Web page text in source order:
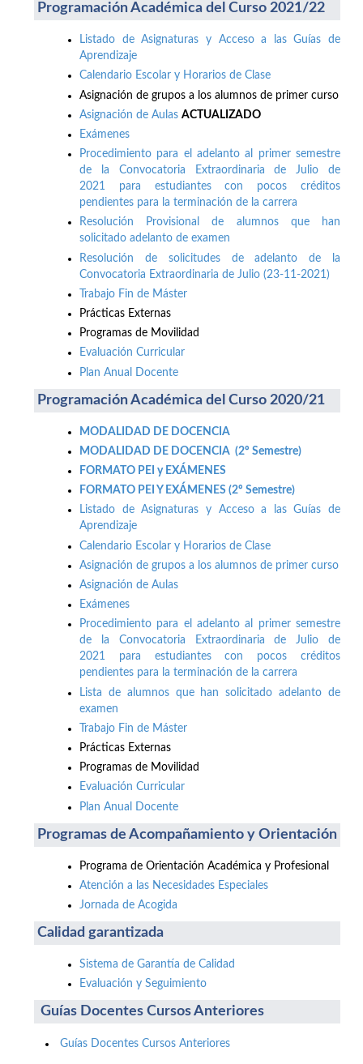
Programación Académica del Curso 2021/22
Listado de Asignaturas y Acceso a las Guías de
Aprendizaje
Calendario Escolar y Horarios de Clase
Asignación de grupos a los alumnos de primer curso
Asignación de Aulas ACTUALIZADO
Exámenes
Procedimiento para el adelanto al primer semestre
de la Convocatoria Extraordinaria de Julio de
2021 para estudiantes con pocos créditos
pendientes para la terminación de la carrera
Resolución Provisional de alumnos que han
solicitado adelanto de examen
Resolución de solicitudes de adelanto de la
Convocatoria Extraordinaria de Julio (23-11-2021)
Trabajo Fin de Máster
Prácticas Externas
Programas de Movilidad
Evaluación Curricular
Plan Anual Docente
Programación Académica del Curso 2020/21
MODALIDAD DE DOCENCIA
MODALIDAD DE DOCENCIA (2º Semestre)
FORMATO PEI y EXÁMENES
FORMATO PEI Y EXÁMENES (2º Semestre)
Listado de Asignaturas y Acceso a las Guías de
Aprendizaje
Calendario Escolar y Horarios de Clase
Asignación de grupos a los alumnos de primer curso
Asignación de Aulas
Exámenes
Procedimiento para el adelanto al primer semestre
de la Convocatoria Extraordinaria de Julio de
2021 para estudiantes con pocos créditos
pendientes para la terminación de la carrera
Lista de alumnos que han solicitado adelanto de
examen
Trabajo Fin de Máster
Prácticas Externas
Programas de Movilidad
Evaluación Curricular
Plan Anual Docente
Programas de Acompañamiento y Orientación
Programa de Orientación Académica y Profesional
Atención a las Necesidades Especiales
Jornada de Acogida
Calidad garantizada
Sistema de Garantía de Calidad
Evaluación y Seguimiento
Guías Docentes Cursos Anteriores
Guías Docentes Cursos Anteriores